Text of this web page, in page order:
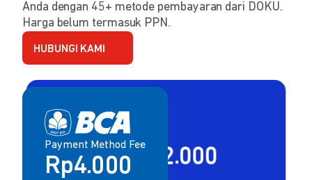
Anda dengan 45+ metode pembayaran dari DOKU.
Harga belum termasuk PPN.
HUBUNGI KAMI
Payment Method Fee
Rp4.000
Payment Method Fee
2,80% + Rp2.000